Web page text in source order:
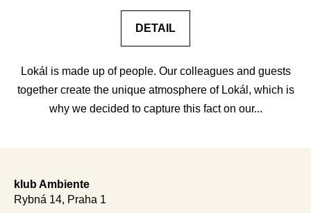
DETAIL
Lokál is made up of people. Our colleagues and guests
together create the unique atmosphere of Lokál, which is
why we decided to capture this fact on our...
klub Ambiente
Rybná 14, Praha 1